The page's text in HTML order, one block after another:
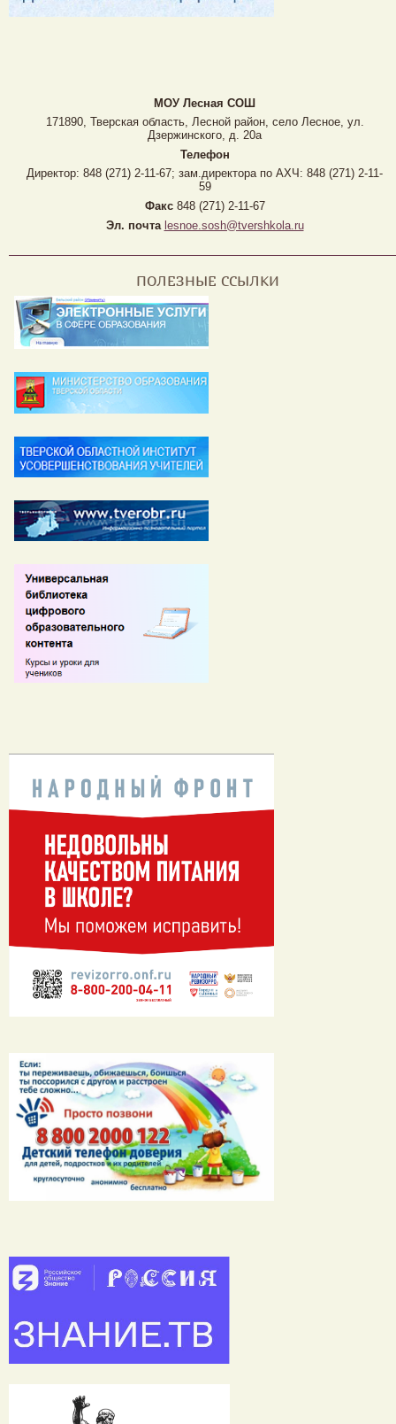
МОУ Лесная CОШ
171890, Тверская область, Лесной район, село Лесное, ул.
Дзержинского, д. 20а
Телефон
Директор: 848 (271) 2-11-67; зам.директора по АХЧ: 848 (271) 2-11-
59
Факс848 (271) 2-11-67
Эл. почта lesnoe.sosh@tvershkola.ru
ПОЛЕЗНЫЕ ССЫЛКИ